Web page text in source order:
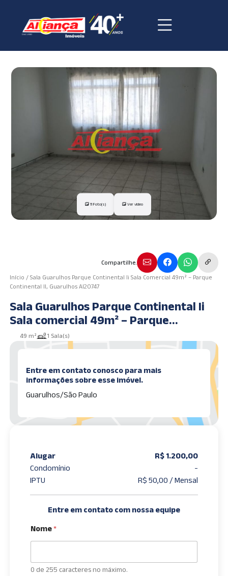
11 Foto(s) Ver vídeo
Compartilhe.
Início /Sala Guarulhos Parque Continental Ii Sala Comercial 49m² – Parque
Continental II, Guarulhos AI20747
Sala Guarulhos Parque Continental Ii
Sala comercial 49m² – Parque
Continental II, Guarulhos AI20747
49 m² 1 Sala(s)
Entre em contato conosco para mais
informações sobre esse imóvel.
Guarulhos/São Paulo
Alugar
R$ 1.200,00
Condomínio
-
IPTU
R$ 50,00 / Mensal
Entre em contato com nossa equipe
Nome*
0 de 255 caracteres no máximo.